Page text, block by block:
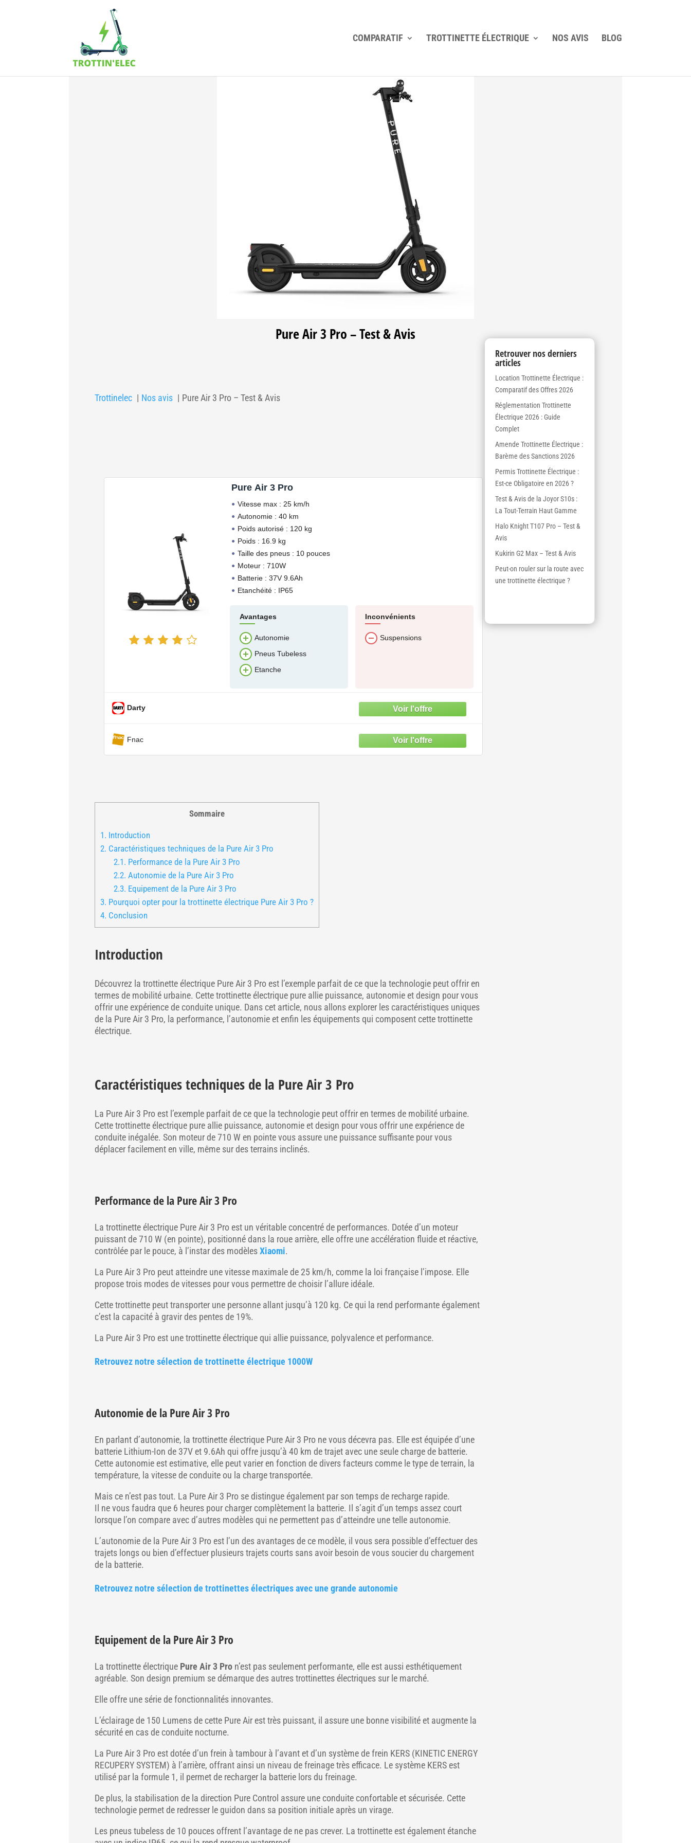
COMPARATIF TROTTINETTE ÉLECTRIQUE NOS AVIS BLOG
Pure Air 3 Pro – Test & Avis
Trottinelec Nos avis Pure Air 3 Pro – Test & Avis
Pure Air 3 Pro
Vitesse max : 25 km/h
Autonomie : 40 km
Poids autorisé : 120 kg
Poids : 16.9 kg
Taille des pneus : 10 pouces
Moteur : 710W
Batterie : 37V 9.6Ah
Etanchéité : IP65
Avantages
Autonomie
Pneus Tubeless
Etanche
Inconvénients
Suspensions
Darty
Fnac
Sommaire
1. Introduction
2. Caractéristiques techniques de la Pure Air 3 Pro
2.1. Performance de la Pure Air 3 Pro
2.2. Autonomie de la Pure Air 3 Pro
2.3. Equipement de la Pure Air 3 Pro
3. Pourquoi opter pour la trottinette électrique Pure Air 3 Pro ?
4. Conclusion
Introduction
Découvrez la trottinette électrique Pure Air 3 Pro est l’exemple parfait de ce que la technologie peut offrir en
termes de mobilité urbaine. Cette trottinette électrique pure allie puissance, autonomie et design pour vous
offrir une expérience de conduite unique. Dans cet article, nous allons explorer les caractéristiques uniques
de la Pure Air 3 Pro, la performance, l’autonomie et enfin les équipements qui composent cette trottinette
électrique.
Caractéristiques techniques de la Pure Air 3 Pro
La Pure Air 3 Pro est l’exemple parfait de ce que la technologie peut offrir en termes de mobilité urbaine.
Cette trottinette électrique pure allie puissance, autonomie et design pour vous offrir une expérience de
conduite inégalée. Son moteur de 710 W en pointe vous assure une puissance suffisante pour vous
déplacer facilement en ville, même sur des terrains inclinés.
Performance de la Pure Air 3 Pro
La trottinette électrique Pure Air 3 Pro est un véritable concentré de performances. Dotée d’un moteur
puissant de 710 W (en pointe), positionné dans la roue arrière, elle offre une accélération fluide et réactive,
contrôlée par le pouce, à l’instar des modèlesXiaomi.
La Pure Air 3 Pro peut atteindre une vitesse maximale de 25 km/h, comme la loi française l’impose. Elle
propose trois modes de vitesses pour vous permettre de choisir l’allure idéale.
Cette trottinette peut transporter une personne allant jusqu’à 120 kg. Ce qui la rend performante également
c’est la capacité à gravir des pentes de 19%.
La Pure Air 3 Pro est une trottinette électrique qui allie puissance, polyvalence et performance.
Retrouvez notre sélection de trottinette électrique 1000W
Autonomie de la Pure Air 3 Pro
En parlant d’autonomie, la trottinette électrique Pure Air 3 Pro ne vous décevra pas. Elle est équipée d’une
batterie Lithium-Ion de 37V et 9.6Ah qui offre jusqu’à 40 km de trajet avec une seule charge de batterie.
Cette autonomie est estimative, elle peut varier en fonction de divers facteurs comme le type de terrain, la
température, la vitesse de conduite ou la charge transportée.
Mais ce n’est pas tout. La Pure Air 3 Pro se distingue également par son temps de recharge rapide.
Il ne vous faudra que 6 heures pour charger complètement la batterie. Il s’agit d’un temps assez court
lorsque l’on compare avec d’autres modèles qui ne permettent pas d’atteindre une telle autonomie.
L’autonomie de la Pure Air 3 Pro est l’un des avantages de ce modèle, il vous sera possible d’effectuer des
trajets longs ou bien d’effectuer plusieurs trajets courts sans avoir besoin de vous soucier du chargement
de la batterie.
Retrouvez notre sélection de trottinettes électriques avec une grande autonomie
Equipement de la Pure Air 3 Pro
La trottinette électrique Pure Air 3 Pro n’est pas seulement performante, elle est aussi esthétiquement
agréable. Son design premium se démarque des autres trottinettes électriques sur le marché.
Elle offre une série de fonctionnalités innovantes.
L’éclairage de 150 Lumens de cette Pure Air est très puissant, il assure une bonne visibilité et augmente la
sécurité en cas de conduite nocturne.
La Pure Air 3 Pro est dotée d’un frein à tambour à l’avant et d’un système de frein KERS (KINETIC ENERGY
RECUPERY SYSTEM) à l’arrière, offrant ainsi un niveau de freinage très efficace. Le système KERS est
utilisé par la formule 1, il permet de recharger la batterie lors du freinage.
De plus, la stabilisation de la direction Pure Control assure une conduite confortable et sécurisée. Cette
technologie permet de redresser le guidon dans sa position initiale après un virage.
Les pneus tubeless de 10 pouces offrent l’avantage de ne pas crever. La trottinette est également étanche
Retrouver nos derniers
articles
Location Trottinette Électrique :
Comparatif des Offres 2026
Réglementation Trottinette
Électrique 2026 : Guide
Complet
Amende Trottinette Électrique :
Barème des Sanctions 2026
Permis Trottinette Électrique :
Est-ce Obligatoire en 2026 ?
Test & Avis de la Joyor S10s :
La Tout-Terrain Haut Gamme
Halo Knight T107 Pro – Test &
Avis
Kukirin G2 Max – Test & Avis
Peut-on rouler sur la route avec
une trottinette électrique ?